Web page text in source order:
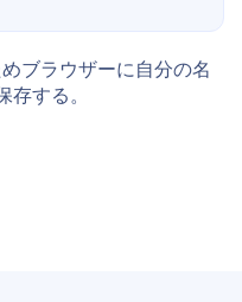
ブラウザーに自分の名
する。